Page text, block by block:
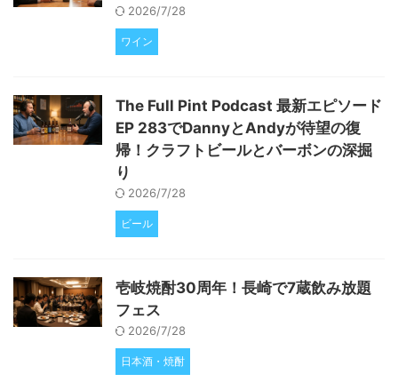
2026/7/28
ワイン
The Full Pint Podcast 最新エピソード
EP 283でDannyとAndyが待望の復
帰！クラフトビールとバーボンの深掘
り
2026/7/28
ビール
壱岐焼酎30周年！長崎で7蔵飲み放題
フェス
2026/7/28
日本酒・焼酎